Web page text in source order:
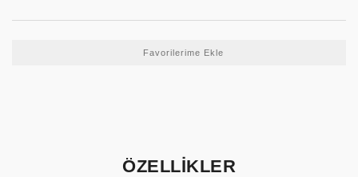
ÖZELLİKLER